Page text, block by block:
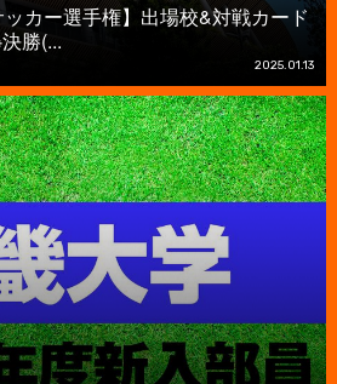
カー選手権】出場校&対戦カード
勝(...
2025.01.13